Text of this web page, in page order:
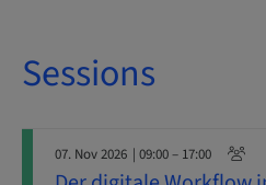
Sessions
07. Nov 2026 | 09:00 – 17:00